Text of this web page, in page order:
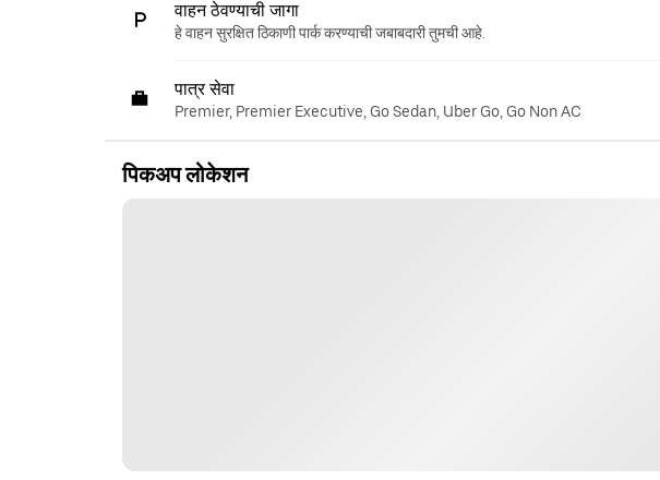
वाहन ठेवण्याची जागा
हे वाहन सुरक्षित ठिकाणी पार्क करण्याची जबाबदारी तुमची आहे.
पात्र सेवा
Premier, Premier Executive, Go Sedan, Uber Go, Go Non AC
पिकअप लोकेशन